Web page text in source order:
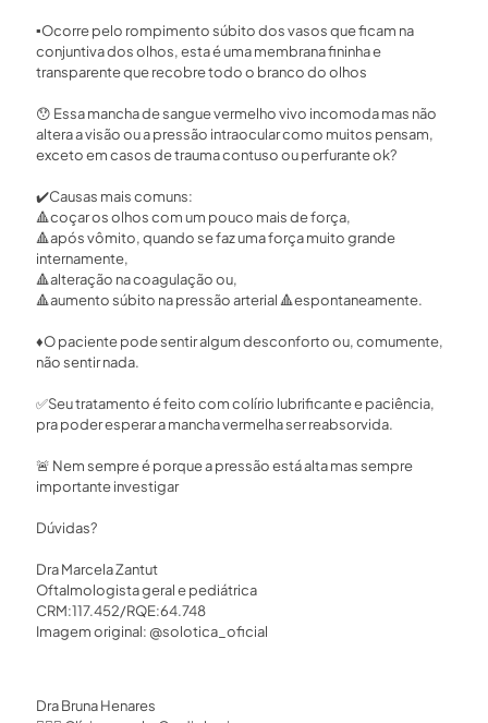
▪️Ocorre pelo rompimento súbito dos vasos que ficam na
conjuntiva dos olhos, esta é uma membrana fininha e
transparente que recobre todo o branco do olhos ⁣
😯 Essa mancha de sangue vermelho vivo incomoda mas não
altera a visão ou a pressão intraocular como muitos pensam,
exceto em casos de trauma contuso ou perfurante ok? ⁣
✔️Causas mais comuns:⁣
🔺coçar os olhos com um pouco mais de força, ⁣
🔺após vômito, quando se faz uma força muito grande
internamente,⁣
🔺alteração na coagulação ou,⁣
🔺aumento súbito na pressão arterial 🔺espontaneamente.⁣
♦️O paciente pode sentir algum desconforto ou, comumente,
não sentir nada. ⁣
✅Seu tratamento é feito com colírio lubrificante e paciência,
pra poder esperar a mancha vermelha ser reabsorvida.⁣
🚨 Nem sempre é porque a pressão está alta mas sempre
importante investigar⁣
Dúvidas?⁣
Dra Marcela Zantut⁣
Oftalmologista geral e pediátrica ⁣
CRM:117.452/RQE:64.748⁣
Imagem original: @solotica_oficial
Dra Bruna Henares⁣⁣